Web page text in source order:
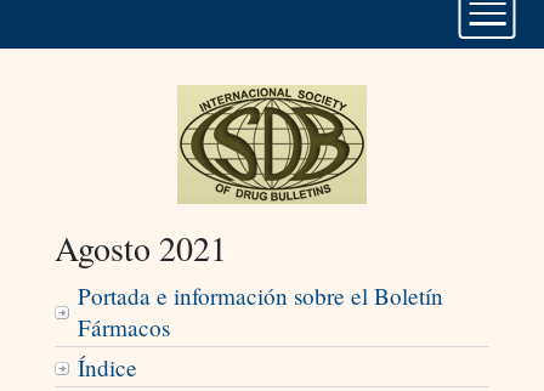
Agosto 2021
Portada e información sobre el Boletín
Fármacos
Índice